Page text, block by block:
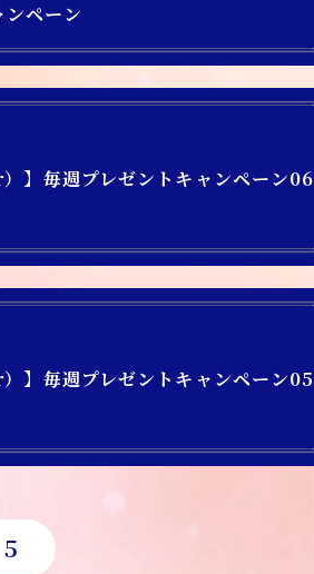
ペーン
】毎週プレゼントキャンペーン06
】毎週プレゼントキャンペーン05
5